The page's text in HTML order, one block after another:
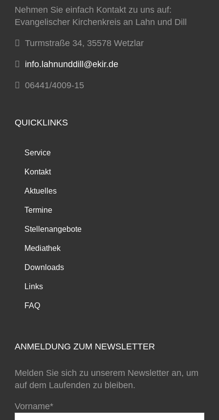
Nehmen Sie einfach Kontakt zu uns auf:
Evangelischer Kirchenkreis an Lahn und Dill
Turmstraße 34, 35578 Wetzlar
info.lahnunddill@ekir.de
06441/4009-15
QUICKLINKS
Service
Kontakt
Aktuelles
Termine
Stellenangebote
Mediathek
Downloads
Links
FAQ
ANMELDUNG ZUM NEWSLETTER
Melden Sie sich zu unserem Newsletter an, um
auf dem Laufenden zu bleiben.
Vorname*